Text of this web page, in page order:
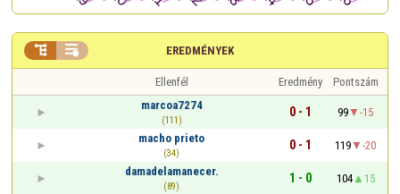
EREDMÉNYEK
 
Ellenfél Eredmény
Pontszám
marcoa7274
(111)
0 - 1 99
-15
macho prieto
(34)
0 - 1 119
-20
damadelamanecer.
(89)
1 - 0 104
15